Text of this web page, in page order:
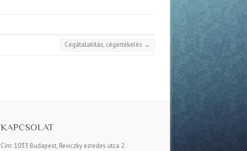
Cégátalakítás, cégértékelés →
KAPCSOLAT
Cím: 1033 Budapest, Reviczky ezredes utca 2.